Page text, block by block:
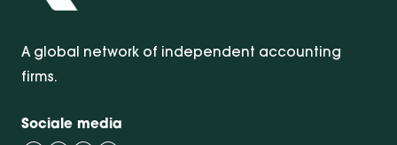
A global network of independent accounting
firms.
Sociale media